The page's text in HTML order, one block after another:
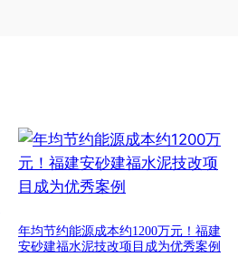
年均节约能源成本约1200万元！福建
安砂建福水泥技改项目成为优秀案例